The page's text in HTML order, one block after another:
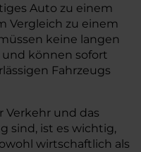
Auto zu einem
Vergleich zu einem
keine langen
können sofort
Fahrzeugs
Verkehr und das
sind, ist es wichtig,
wirtschaftlich als